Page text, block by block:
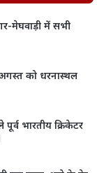
मेघवाड़ी में सभी
को धरनास्थल
पूर्व भारतीय क्रिकेटर